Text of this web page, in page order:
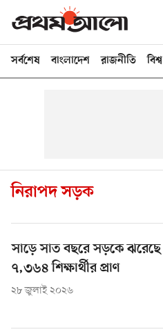
সর্বশেষ বাংলাদেশ রাজনীতি বিশ্ব
নিরাপদ সড়ক
সাড়ে সাত বছরে সড়কে ঝরেছে
৭,৩৬৪ শিক্ষার্থীর প্রাণ
২৮ জুলাই ২০২৬